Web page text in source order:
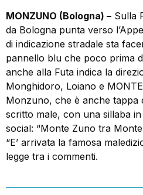
MONZUNO (Bologna) – Sulla
da Bologna punta verso
di indicazione stradale sta
pannello blu che poco prima
anche alla Futa indica la
Monghidoro, Loiano e
Monzuno, che è anche tappa
scritto male, con una sillaba in
social: “Monte Zuno tra
“E’ arrivata la famosa
legge tra i commenti.